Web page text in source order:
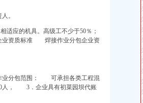
。
应的机具。高级工不少于50％；
企业资质标准 焊接作业分包企业资
分包范围： 可承担各类工程混
人， 3．企业具有初菜园坝代账